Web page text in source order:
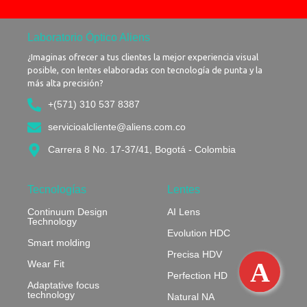
Laboratorio Óptico Aliens​
¿Imaginas ofrecer a tus clientes la mejor experiencia visual
posible, con lentes elaboradas con tecnología de punta y la
más alta precisión?
+(571) 310 537 8387
servicioalcliente@aliens.com.co
Carrera 8 No. 17-37/41, Bogotá - Colombia​
Tecnologías
Continuum Design
Technology
Smart molding
Wear Fit
Adaptative focus
technology
Lentes
AI Lens
Evolution HDC
Precisa HDV
Perfection HD
Natural NA